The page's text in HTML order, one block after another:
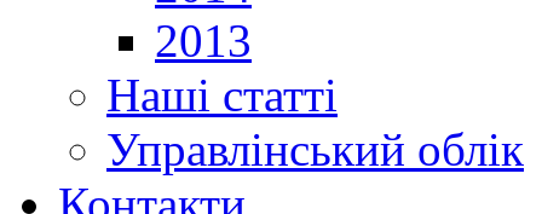
2013
Наші статті
Управлінський облік
Контакти